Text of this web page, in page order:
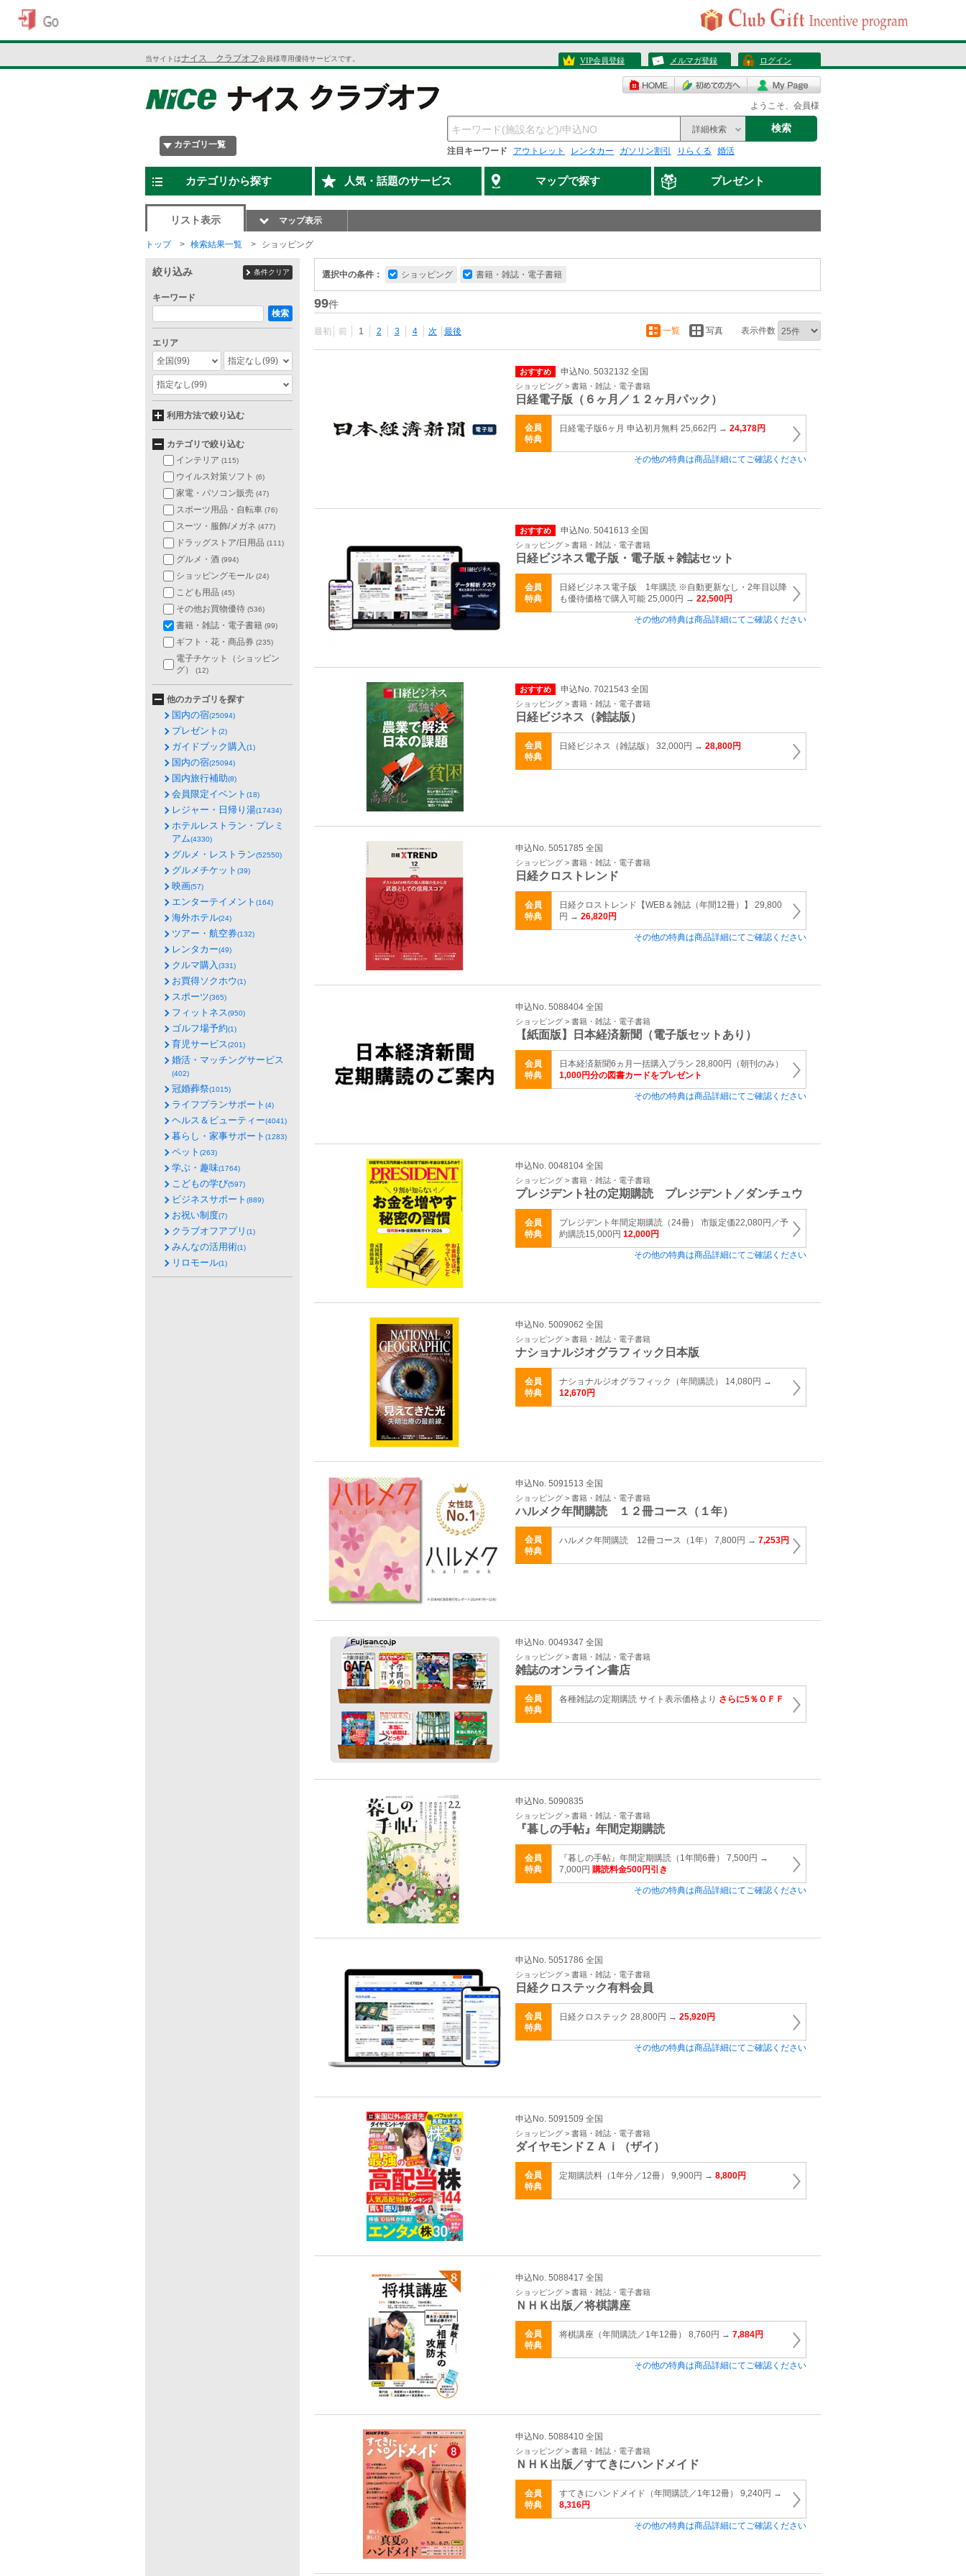
当サイトはナイス クラブオフ会員様専用優待サービスです。 VIP会員登録 メルマガ登録 ログイン
ようこそ、会員様
カテゴリ一覧
詳細検索 検索
注目キーワード アウトレット レンタカー ガソリン割引 りらくる 婚活
カテゴリから探す 人気・話題のサービス マップで探す プレゼント
リスト表示 マップ表示
トップ 検索結果一覧 ショッピング
選択中の条件： ショッピング 書籍・雑誌・電子書籍
99件
最初 前 1 2 3 4 次 最後 一覧 写真 表示件数
おすすめ 申込No. 5032132 全国
ショッピング > 書籍・雑誌・電子書籍
日経電子版（６ヶ月／１２ヶ月パック）
会員
特典
日経電子版6ヶ月 申込初月無料 25,662円 → 24,378円
その他の特典は商品詳細にてご確認ください
おすすめ 申込No. 5041613 全国
ショッピング > 書籍・雑誌・電子書籍
日経ビジネス電子版・電子版＋雑誌セット
会員
特典
日経ビジネス電子版 1年購読 ※自動更新なし・2年目以降
も優待価格で購入可能 25,000円 → 22,500円
その他の特典は商品詳細にてご確認ください
おすすめ 申込No. 7021543 全国
ショッピング > 書籍・雑誌・電子書籍
日経ビジネス（雑誌版）
会員
特典
日経ビジネス（雑誌版） 32,000円 → 28,800円
申込No. 5051785 全国
ショッピング > 書籍・雑誌・電子書籍
日経クロストレンド
会員
特典
日経クロストレンド【WEB＆雑誌（年間12冊）】 29,800
円 → 26,820円
その他の特典は商品詳細にてご確認ください
申込No. 5088404 全国
ショッピング > 書籍・雑誌・電子書籍
【紙面版】日本経済新聞（電子版セットあり）
会員
特典
日本経済新聞6ヵ月一括購入プラン 28,800円（朝刊のみ）
1,000円分の図書カードをプレゼント
その他の特典は商品詳細にてご確認ください
申込No. 0048104 全国
ショッピング > 書籍・雑誌・電子書籍
プレジデント社の定期購読 プレジデント／ダンチュウ
会員
特典
プレジデント年間定期購読（24冊） 市販定価22,080円／予
約購読15,000円 12,000円
その他の特典は商品詳細にてご確認ください
申込No. 5009062 全国
ショッピング > 書籍・雑誌・電子書籍
ナショナルジオグラフィック日本版
会員
特典
ナショナルジオグラフィック（年間購読） 14,080円 →
12,670円
申込No. 5091513 全国
ショッピング > 書籍・雑誌・電子書籍
ハルメク年間購読 １２冊コース（１年）
会員
特典
ハルメク年間購読 12冊コース（1年） 7,800円 → 7,253円
申込No. 0049347 全国
ショッピング > 書籍・雑誌・電子書籍
雑誌のオンライン書店
会員
特典
各種雑誌の定期購読 サイト表示価格より さらに5％ＯＦＦ
申込No. 5090835
ショッピング > 書籍・雑誌・電子書籍
『暮しの手帖』年間定期購読
会員
特典
『暮しの手帖』年間定期購読（1年間6冊） 7,500円 →
7,000円 購読料金500円引き
その他の特典は商品詳細にてご確認ください
申込No. 5051786 全国
ショッピング > 書籍・雑誌・電子書籍
日経クロステック有料会員
会員
特典
日経クロステック 28,800円 → 25,920円
その他の特典は商品詳細にてご確認ください
申込No. 5091509 全国
ショッピング > 書籍・雑誌・電子書籍
ダイヤモンドＺＡｉ（ザイ）
会員
特典
定期購読料（1年分／12冊） 9,900円 → 8,800円
申込No. 5088417 全国
ショッピング > 書籍・雑誌・電子書籍
ＮＨＫ出版／将棋講座
会員
特典
将棋講座（年間購読／1年12冊） 8,760円 → 7,884円
その他の特典は商品詳細にてご確認ください
申込No. 5088410 全国
ショッピング > 書籍・雑誌・電子書籍
ＮＨＫ出版／すてきにハンドメイド
会員
特典
すてきにハンドメイド（年間購読／1年12冊） 9,240円 →
8,316円
その他の特典は商品詳細にてご確認ください
絞り込み 条件クリア
キーワード
検索
エリア
全国(99) 指定なし(99)
指定なし(99)
利用方法で絞り込む
カテゴリで絞り込む
インテリア (115)
ウイルス対策ソフト (6)
家電・パソコン販売 (47)
スポーツ用品・自転車 (76)
スーツ・服飾/メガネ (477)
ドラッグストア/日用品 (111)
グルメ・酒 (994)
ショッピングモール (24)
こども用品 (45)
その他お買物優待 (536)
書籍・雑誌・電子書籍 (99)
ギフト・花・商品券 (235)
電子チケット（ショッピン
グ）
(12)
他のカテゴリを探す
国内の宿(25094)
プレゼント (2)
ガイドブック購入(1)
国内の宿(25094)
国内旅行補助(8)
会員限定イベント (18)
レジャー・日帰り湯(17434)
ホテルレストラン・プレミ
アム(4330)
グルメ・レストラン(52550)
グルメチケット (39)
映画(57)
エンターテイメント (164)
海外ホテル(24)
ツアー・航空券(132)
レンタカー(49)
クルマ購入(331)
お買得ソクホウ(1)
スポーツ(365)
フィットネス(950)
ゴルフ場予約(1)
育児サービス(201)
婚活・マッチングサービス
(402)
冠婚葬祭(1015)
ライフプランサポート (4)
ヘルス＆ビューティー(4041)
暮らし・家事サポート (1283)
ペット (263)
学ぶ・趣味(1764)
こどもの学び(597)
ビジネスサポート (889)
お祝い制度(7)
クラブオフアプリ (1)
みんなの活用術(1)
リロモール(1)